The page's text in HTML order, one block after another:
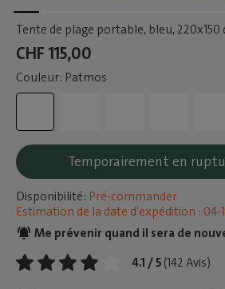
Tente de plage portable, bleu, 220x150
CHF 115,00
Couleur: Patmos
Temporairement en
Disponibilité: Pré-commander
Estimation de la date d'expédition : 04-
Me prévenir quand il sera de
4.1 / 5 (142 Avis)